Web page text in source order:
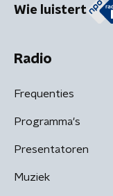
Wie luistert
Radio
Frequenties
Programma's
Presentatoren
Muziek